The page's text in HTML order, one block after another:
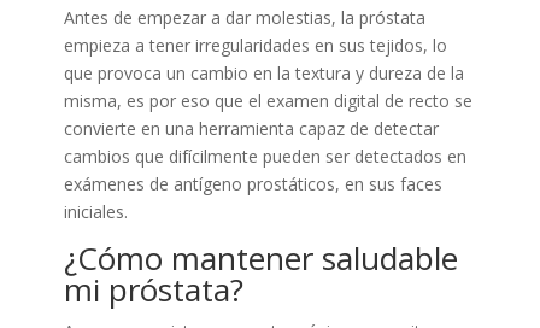
Antes de empezar a dar molestias, la próstata
empieza a tener irregularidades en sus tejidos, lo
que provoca un cambio en la textura y dureza de la
misma, es por eso que el examen digital de recto se
convierte en una herramienta capaz de detectar
cambios que difícilmente pueden ser detectados en
exámenes de antígeno prostáticos, en sus faces
iniciales.
¿Cómo mantener saludable
mi próstata?